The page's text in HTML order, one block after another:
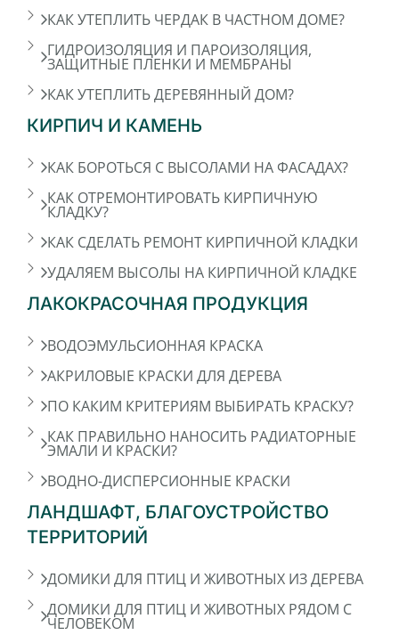
КАК УТЕПЛИТЬ ЧЕРДАК В ЧАСТНОМ ДОМЕ?
ГИДРОИЗОЛЯЦИЯ И ПАРОИЗОЛЯЦИЯ,
ЗАЩИТНЫЕ ПЛЕНКИ И МЕМБРАНЫ
КАК УТЕПЛИТЬ ДЕРЕВЯННЫЙ ДОМ?
КИРПИЧ И КАМЕНЬ
КАК БОРОТЬСЯ С ВЫСОЛАМИ НА ФАСАДАХ?
КАК ОТРЕМОНТИРОВАТЬ КИРПИЧНУЮ
КЛАДКУ?
КАК СДЕЛАТЬ РЕМОНТ КИРПИЧНОЙ КЛАДКИ
УДАЛЯЕМ ВЫСОЛЫ НА КИРПИЧНОЙ КЛАДКЕ
ЛАКОКРАСОЧНАЯ ПРОДУКЦИЯ
ВОДОЭМУЛЬСИОННАЯ КРАСКА
АКРИЛОВЫЕ КРАСКИ ДЛЯ ДЕРЕВА
ПО КАКИМ КРИТЕРИЯМ ВЫБИРАТЬ КРАСКУ?
КАК ПРАВИЛЬНО НАНОСИТЬ РАДИАТОРНЫЕ
ЭМАЛИ И КРАСКИ?
ВОДНО-ДИСПЕРСИОННЫЕ КРАСКИ
ЛАНДШАФТ, БЛАГОУСТРОЙСТВО
ТЕРРИТОРИЙ
ДОМИКИ ДЛЯ ПТИЦ И ЖИВОТНЫХ ИЗ ДЕРЕВА
ДОМИКИ ДЛЯ ПТИЦ И ЖИВОТНЫХ РЯДОМ С
ЧЕЛОВЕКОМ